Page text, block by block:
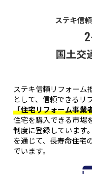
ステキ信
2
国土交
ステキ信頼リフォーム
として、信頼できるリ
「住宅リフォーム事業
住宅を購入できる市場
制度に登録しています
を通じて、長寿命住宅
でいます。